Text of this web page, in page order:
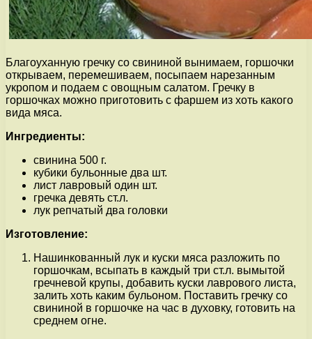
Благоуханную гречку со свининой вынимаем, горшочки
открываем, перемешиваем, посыпаем нарезанным
укропом и подаем с овощным салатом. Гречку в
горшочках можно приготовить с фаршем из хоть какого
вида мяса.
Ингредиенты:
свинина 500 г.
кубики бульонные два шт.
лист лавровый один шт.
гречка девять ст.л.
лук репчатый два головки
Изготовление:
Нашинкованный лук и куски мяса разложить по
горшочкам, всыпать в каждый три ст.л. вымытой
гречневой крупы, добавить куски лаврового листа,
залить хоть каким бульоном. Поставить гречку со
свининой в горшочке на час в духовку, готовить на
среднем огне.